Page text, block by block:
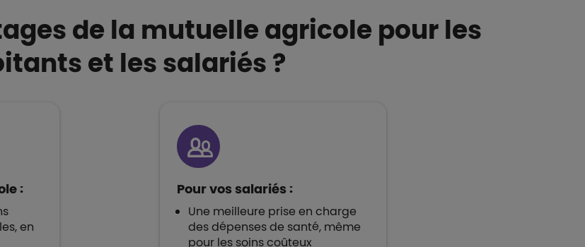
de la mutuelle agricole pour les
et les salariés ?
:
en
Pour vos salariés :
Une meilleure prise en charge
des dépenses de santé, même
pour les soins coûteux